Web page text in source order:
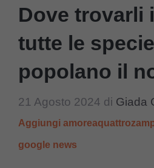
Dove trovarli
tutte le
popolano il
21 Agosto 2024 di Giada
Aggiungi
google news